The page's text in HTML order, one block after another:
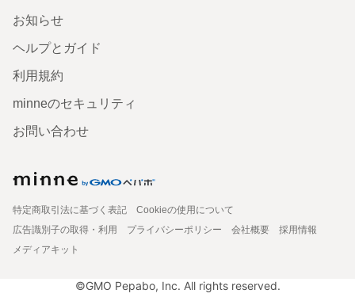
お知らせ
ヘルプとガイド
利用規約
minneのセキュリティ
お問い合わせ
特定商取引法に基づく表記
Cookieの使用について
広告識別子の取得・利用
プライバシーポリシー 会社概要
採用情報
メディアキット
©GMO Pepabo, Inc. All rights reserved.